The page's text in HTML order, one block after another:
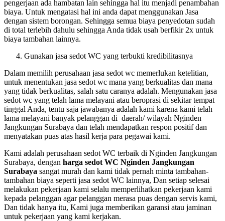
pengerjaan ada hambatan lain sehingga hal itu menjadi penambahan
biaya. Untuk mengatasi hal ini anda dapat menggunakan Jasa
dengan sistem borongan. Sehingga semua biaya penyedotan sudah
di total terlebih dahulu sehingga Anda tidak usah berfikir 2x untuk
biaya tambahan lainnya.
Gunakan jasa sedot WC yang terbukti kredibilitasnya
Dalam memilih perusahaan jasa sedot wc memerlukan ketelitian,
untuk menentukan jasa sedot wc mana yang berkualitas dan mana
yang tidak berkualitas, salah satu caranya adalah. Mengunakan jasa
sedot wc yang telah lama melayani atau beroprasi di sekitar tempat
tinggal Anda, tentu saja jawabanya adalah kami karena kami telah
lama melayani banyak pelanggan di daerah/ wilayah Nginden
Jangkungan Surabaya dan telah mendapatkan respon positif dan
menyatakan puas atas hasil kerja para pegawai kami.
Kami adalah perusahaan sedot WC terbaik di Nginden Jangkungan
Surabaya, dengan harga sedot WC Nginden Jangkungan
Surabaya sangat murah dan kami tidak pernah minta tambahan-
tambahan biaya seperti jasa sedot WC lainnya, Dan setiap selesai
melakukan pekerjaan kami selalu memperlihatkan pekerjaan kami
kepada pelanggan agar pelanggan merasa puas dengan servis kami,
Dan tidak hanya itu, Kami juga memberikan garansi atau jaminan
untuk pekerjaan yang kami kerjakan.